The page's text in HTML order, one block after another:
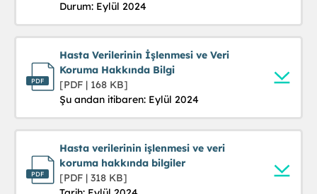
Durum: Eylül 2024
Hasta Verilerinin İşlenmesi ve Veri
Koruma Hakkında Bilgi
[PDF | 168 KB]
Şu andan itibaren: Eylül 2024
Hasta verilerinin işlenmesi ve veri
koruma hakkında bilgiler
[PDF | 318 KB]